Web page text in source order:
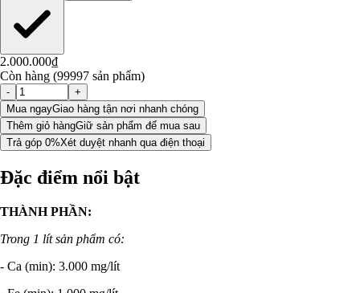
2.000.000₫
Còn hàng (99997 sản phẩm)
-
+
Mua ngayGiao hàng tận nơi nhanh chóng
Thêm giỏ hàngGiữ sản phẩm để mua sau
Trả góp 0%Xét duyệt nhanh qua điện thoại
Đặc điểm nổi bật
THÀNH PHẦN:
Trong 1 lít sản phẩm có:
- Ca (min): 3.000 mg/lít